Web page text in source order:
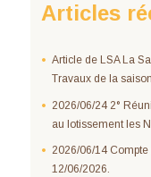
Articles
Article de LSA La
Travaux de la
2026/06/24 2°
au lotissement les
2026/06/14 Compte
12/06/2026.